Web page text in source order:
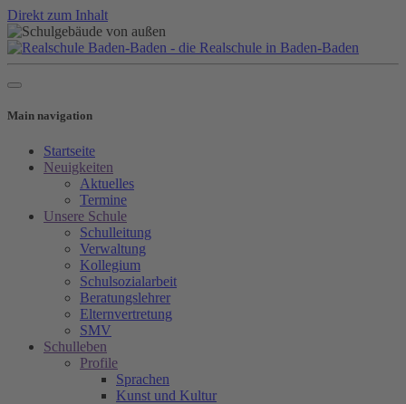
Direkt zum Inhalt
Main navigation
Startseite
Neuigkeiten
Aktuelles
Termine
Unsere Schule
Schulleitung
Verwaltung
Kollegium
Schulsozialarbeit
Beratungslehrer
Elternvertretung
SMV
Schulleben
Profile
Sprachen
Kunst und Kultur